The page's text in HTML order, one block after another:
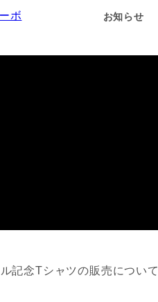
お知らせ
記念Tシャツの販売について